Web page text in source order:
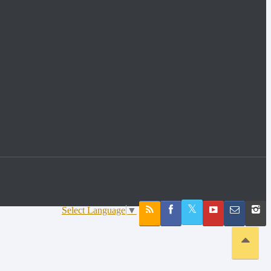
Select Language ▼